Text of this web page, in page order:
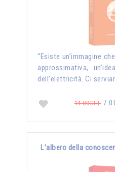
“Esiste un’immagine
approssimativa,
dell’elettricità. Ci
14.00CHF
L’albero della